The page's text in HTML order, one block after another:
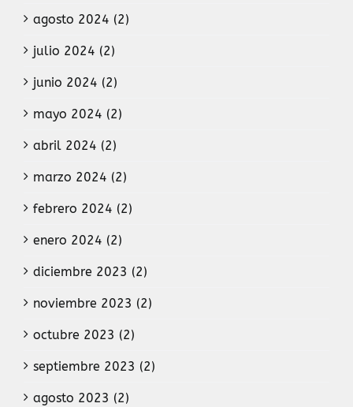
agosto 2024 (2)
julio 2024 (2)
junio 2024 (2)
mayo 2024 (2)
abril 2024 (2)
marzo 2024 (2)
febrero 2024 (2)
enero 2024 (2)
diciembre 2023 (2)
noviembre 2023 (2)
octubre 2023 (2)
septiembre 2023 (2)
agosto 2023 (2)